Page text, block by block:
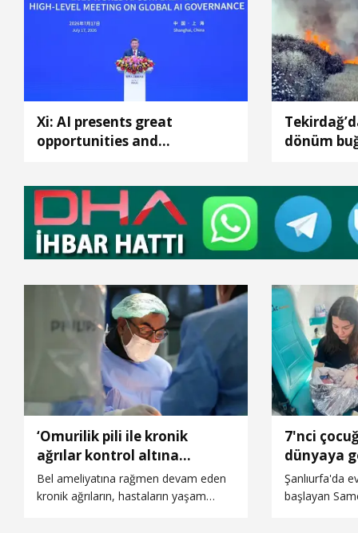
ihracatçıların
Xi: AI presents great
opportunities and
dönüm
‘Omurilik pili ile kronik
ağrılar kontrol altına
alınabiliyor’
Bel ameliyatına rağmen devam eden
kronik ağrıların, hastaların yaşam
7'nci
dünyaya
Şanlıurfa'da
başlayan